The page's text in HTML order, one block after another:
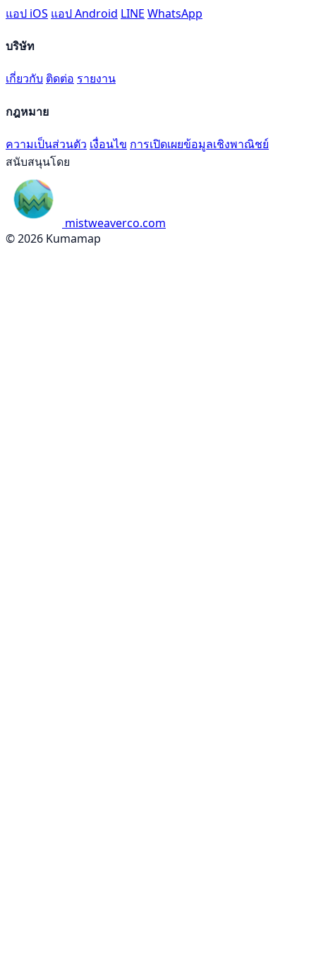
แอป iOS แอป Android LINE WhatsApp
บริษัท
เกี่ยวกับ ติดต่อ รายงาน
กฎหมาย
ความเป็นส่วนตัว เงื่อนไข การเปิดเผยข้อมูลเชิงพาณิชย์
สนับสนุนโดย
mistweaverco.com
© 2026 Kumamap